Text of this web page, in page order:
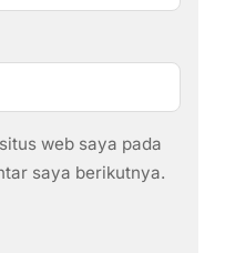
web saya pada
saya berikutnya.